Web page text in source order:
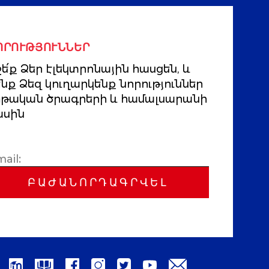
Ձեր էլեկտրոնային հասցեն, և
Ձեզ կուղարկենք նորություններ
ծրագրերի և համալսարանի
ԲԱԺԱՆՈՐԴԱԳՐՎԵԼ